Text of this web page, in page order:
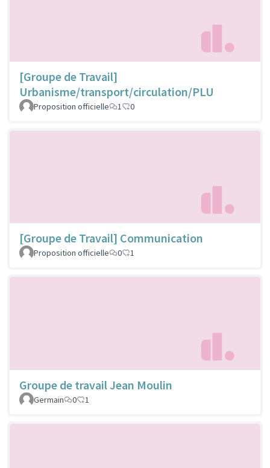
[Groupe de Travail]
Urbanisme/transport/circulation/PLU
Proposition officielle 1 0
[Groupe de Travail] Communication
Proposition officielle 0 1
Groupe de travail Jean Moulin
Germain 0 1